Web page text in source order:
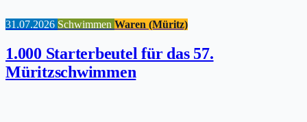
31.07.2026 Schwimmen Waren (Müritz)
1.000 Starterbeutel für das 57.
Müritzschwimmen